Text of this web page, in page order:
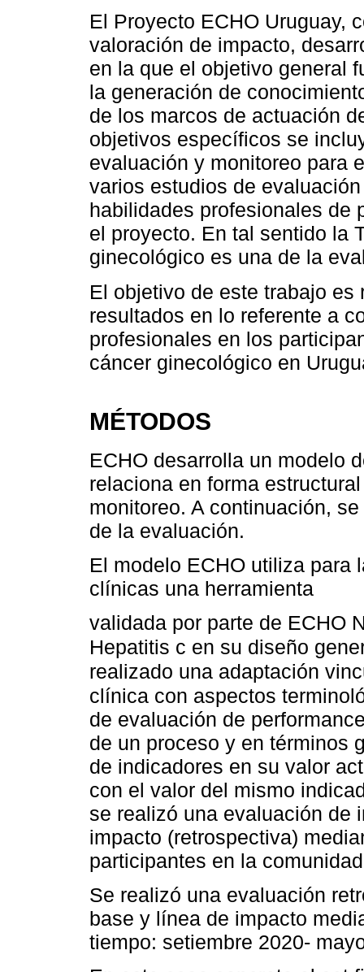
El Proyecto ECHO Uruguay,
valoración de impacto,
en la que el objetivo general
la generación de
de los marcos de actuación
objetivos específicos se
evaluación y monitoreo para
varios estudios de
habilidades profesionales de
el proyecto. En tal sentido la
ginecológico es una de la
El objetivo de este trabajo
resultados en lo referente a
profesionales en los
cáncer ginecológico en
MÉTODOS
ECHO desarrolla un modelo
relaciona en forma
monitoreo. A continuación,
de la evaluación.
El modelo ECHO utiliza para
clínicas una herramienta
validada por parte de ECHO
Hepatitis c en su diseño
realizado una adaptación
clínica con aspectos
de evaluación de
de un proceso y en términos
de indicadores en su valor
con el valor del mismo
se realizó una evaluación de
impacto (retrospectiva)
participantes en la
Se realizó una evaluación
base y línea de impacto
tiempo: setiembre 2020-